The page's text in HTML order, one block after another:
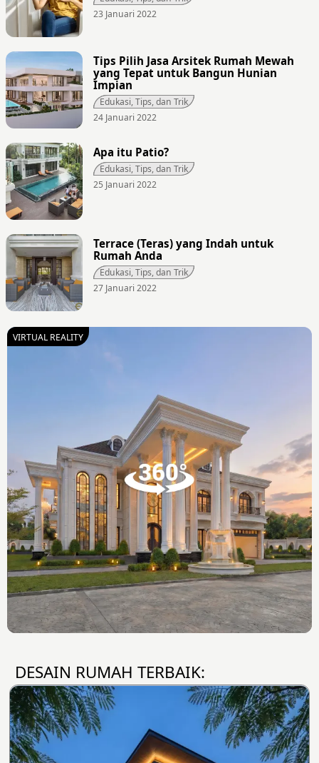
23 Januari 2022
Tips Pilih Jasa Arsitek Rumah Mewah
yang Tepat untuk Bangun Hunian
Impian
Edukasi, Tips, dan Trik
24 Januari 2022
Apa itu Patio?
Edukasi, Tips, dan Trik
25 Januari 2022
Terrace (Teras) yang Indah untuk
Rumah Anda
Edukasi, Tips, dan Trik
27 Januari 2022
VIRTUAL REALITY
DESAIN RUMAH TERBAIK: